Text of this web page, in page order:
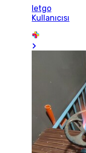
letgo
Kullanıcısı